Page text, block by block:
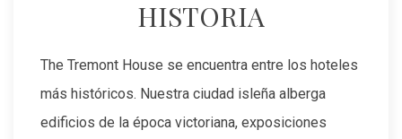
LOCALIZACIÓN
Nuestra propiedad está cerca del puerto de
Galveston, UTMB Galveston, el muelle histórico de
placer de la isla de Galveston y la Universidad